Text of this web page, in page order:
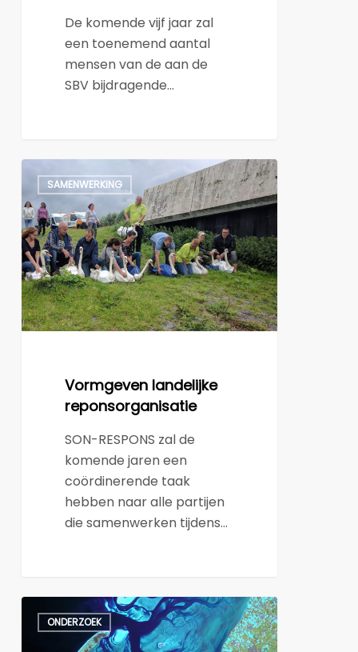
De komende vijf jaar zal
een toenemend aantal
mensen van de aan de
SBV bijdragende…
landelijke
reponsorganisatie
SAMENWERKING
Vormgeven landelijke
reponsorganisatie
SON-RESPONS zal de
komende jaren een
coördinerende taak
hebben naar alle partijen
die samenwerken tijdens…
Onderzoeksactiviteiten
ONDERZOEK